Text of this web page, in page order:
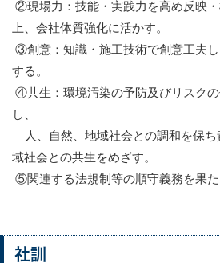
②現場力：技能・実践力を高め反映
上、会社体質強化に活かす。
③創意：知識・施工技術で創意工夫
する。
④共生：環境汚染の予防及びリスク
し、
人、自然、地域社会との調和を保ち
域社会との共生をめざす。
⑤関連する法規制等の順守義務を果た
社訓